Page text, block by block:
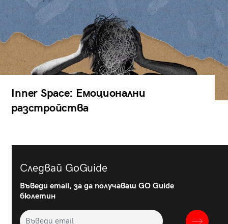
Inner Space: Емоционални
разстройства
Следвай GoGuide
Въведи email, за да получаваш GO Guide
бюлетин